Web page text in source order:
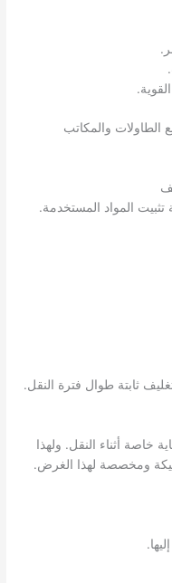
الطاولات والمكاتب
تثبيت المواد المستخدمة.
ثابتة طوال فترة النقل.
خاصة أثناء النقل. ولهذا
ومخصصة لهذا الغرض.